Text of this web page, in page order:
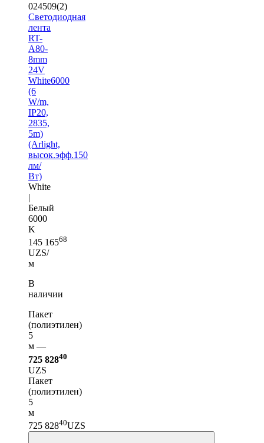
024509(2)
Светодиодная
лента
RT-
A80-
8mm
24V
White6000
(6
W/m,
IP20,
2835,
5m)
(Arlight,
высок.эфф.150
лм/
Вт)
White
|
Белый
6000
K
145 16568
UZS/
м
В
наличии
Пакет
(полиэтилен)
5
м —
725 82840
UZS
Пакет
(полиэтилен)
5
м
725 82840UZS